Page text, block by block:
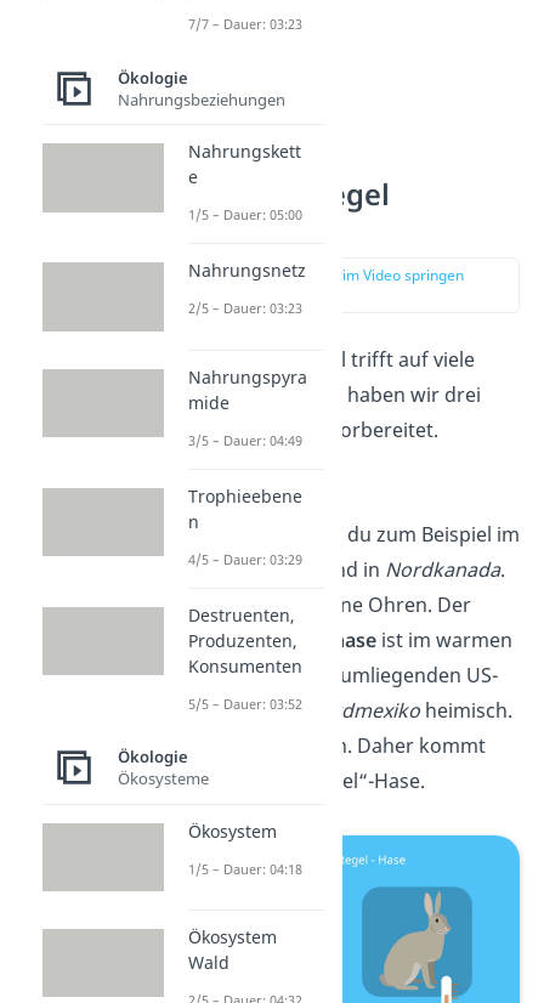
Allensche Regel
Beispiele
zur Stelle im Video springen
Die Allensche Regel trifft auf viele
Säugetiere zu. Hier haben wir drei
Beispiele für dich vorbereitet.
Polarhasen
findest du zum Beispiel im
kaltenGrönland und in Nordkanada.
Sie haben sehr kleine Ohren. Der
kalifornische Eselhase ist im warmen
Kalifornien, in den umliegenden US-
Staaten und in
Nordmexiko heimisch.
Er hat große Ohren. Daher kommt
auch der Name „Esel“-Hase.
7/7 – Dauer: 03:23
Ökologie
Nahrungsbeziehungen
Nahrungskett
e
1/5 – Dauer: 05:00
Nahrungsnetz
2/5 – Dauer: 03:23
Nahrungspyra
mide
3/5 – Dauer: 04:49
Trophieebene
n
4/5 – Dauer: 03:29
Destruenten,
Produzenten,
Konsumenten
5/5 – Dauer: 03:52
Ökologie
Ökosysteme
Ökosystem
1/5 – Dauer: 04:18
Ökosystem
Wald